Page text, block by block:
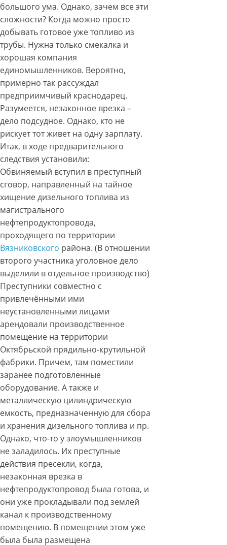
большого ума. Однако, зачем все эти
сложности? Когда можно просто
добывать готовое уже топливо из
трубы. Нужна только смекалка и
хорошая компания
единомышленников. Вероятно,
примерно так рассуждал
предприимчивый краснодарец.
Разумеется, незаконное врезка –
дело подсудное. Однако, кто не
рискует тот живет на одну зарплату.
Итак, в ходе предварительного
следствия установили:
Обвиняемый вступил в преступный
сговор, направленный на тайное
хищение дизельного топлива из
магистрального
нефтепродуктопровода,
проходящего по территории
Вязниковского района. (В отношении
второго участника уголовное дело
выделили в отдельное производство)
Преступники совместно с
привлечёнными ими
неустановленными лицами
арендовали производственное
помещение на территории
Октябрьской прядильно-крутильной
фабрики. Причем, там поместили
заранее подготовленные
оборудование. А также и
металлическую цилиндрическую
емкость, предназначенную для сбора
и хранения дизельного топлива и пр.
Однако, что-то у злоумышленников
не заладилось. Их преступные
действия пресекли, когда,
незаконная врезка в
нефтепродуктопровод была готова, и
они уже прокладывали под землей
канал к производственному
помещению. В помещении этом уже
была была размещена